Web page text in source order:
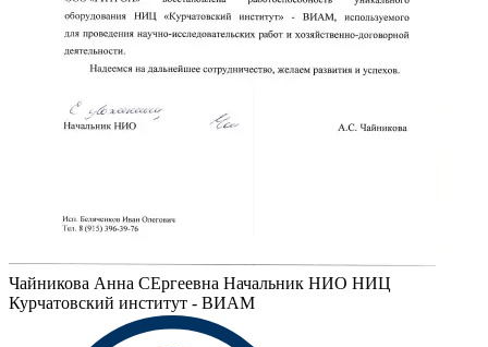
Чайникова Анна СЕргеевна Начальник НИО НИЦ
Курчатовский институт - ВИАМ